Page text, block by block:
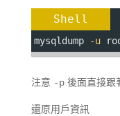
Shell
mysqldump -u
注意 -p後面直接跟
還原用戶資訊